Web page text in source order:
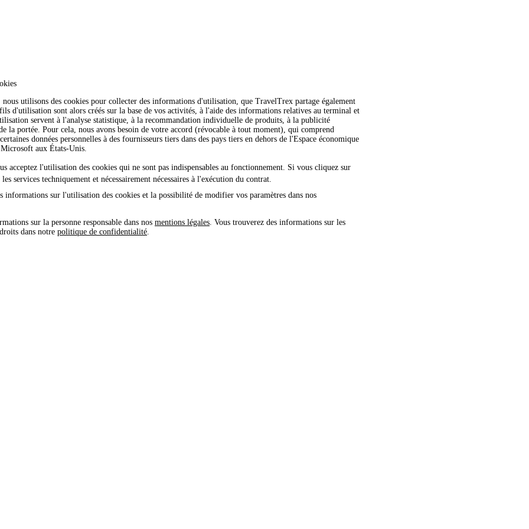
utilisons des cookies pour collecter des informations d'utilisation, que TravelTrex partage également
d'utilisation sont alors créés sur la base de vos activités, à l'aide des informations relatives au terminal et
servent à l'analyse statistique, à la recommandation individuelle de produits, à la publicité
la portée. Pour cela, nous avons besoin de votre accord (révocable à tout moment), qui comprend
données personnelles à des fournisseurs tiers dans des pays tiers en dehors de l'Espace économique
aux États-Unis.
acceptez l'utilisation des cookies qui ne sont pas indispensables au fonctionnement. Si vous cliquez sur
services techniquement et nécessairement nécessaires à l'exécution du contrat.
informations sur l'utilisation des cookies et la possibilité de modifier vos paramètres dans nos
sur la personne responsable dans nos mentions légales . Vous trouverez des informations sur les
dans notre politique de confidentialité